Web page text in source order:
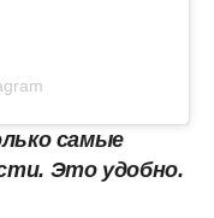
самые
Это удобно.